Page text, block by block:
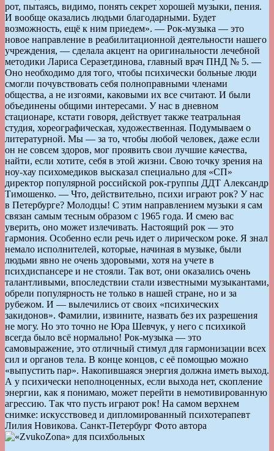
рот, пытаясь, видимо, понять секрет хорошей музыки, пения.
И вообще оказались людьми благодарными. Будет
возможность, ещё к ним приедем». — Рок-музыка — это
новое направление в реабилитационной деятельности нашего
учреждения, — сделала акцент на оригинальности лечебной
методики Лариса Серазетдинова, главный врач ПНД № 5. —
Оно необходимо для того, чтобы психически больные люди
смогли почувствовать себя полноправными членами
общества, а не изгоями, каковыми их все считают. И были
объединены общими интересами. У нас в дневном
стационаре, кстати говоря, действует также театральная
студия, хореографическая, художественная. Подумываем о
литературной. Мы — за то, чтобы любой человек, даже если
он не совсем здоров, мог проявить свои лучшие качества,
найти, если хотите, себя в этой жизни. Свою точку зрения на
ноу-хау психомедиков высказал специально для «СП»
директор популярной российской рок-группы ДДТ Александр
Тимошенко. — Что, действительно, психи играют рок? У нас
в Петербурге? Молодцы! С этим направлением музыки я сам
связан самым тесным образом с 1965 года. И смею вас
уверить, оно может излечивать. Настоящий рок — это
гармония. Особенно если речь идет о лирическом роке. Я знал
немало исполнителей, которые, начиная в музыке, были
людьми явно не очень здоровыми, хотя на учете в
психдиспансере и не стояли. Так вот, они оказались очень
талантливыми, впоследствии стали известными музыкантами,
обрели популярность не только в нашей стране, но и за
рубежом. И — вылечились от своих «психических
закидонов». Фамилии, извините, назвать без их разрешения
не могу. Но это точно не Юра Шевчук, у него с психикой
всегда было всё нормально! Рок-музыка — это
самовыражение, это отличный стимул для гармонизации всех
сил и органов тела. В конце концов, с её помощью можно
«выпустить пар». Накопившаяся энергия должна иметь выход.
А у психически неполноценных, если выхода нет, скопление
энергии, как я понимаю, может перейти в немотивированную
агрессию. Так что пусть играют рок! На самом верхнем
снимке: искусствовед и дипломированный психотерапевт
Лилия Новикова. Санкт-Петербург Фото автора